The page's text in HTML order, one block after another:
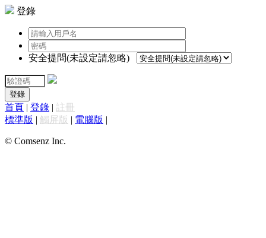
登錄
安全提問(未設定請忽略)
登錄
首頁 | 登錄 | 註冊
標準版 | 觸屏版 | 電腦版 |
© Comsenz Inc.